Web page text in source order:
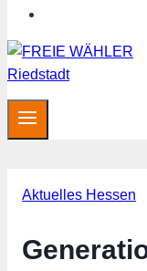
Aktuelles Hessen